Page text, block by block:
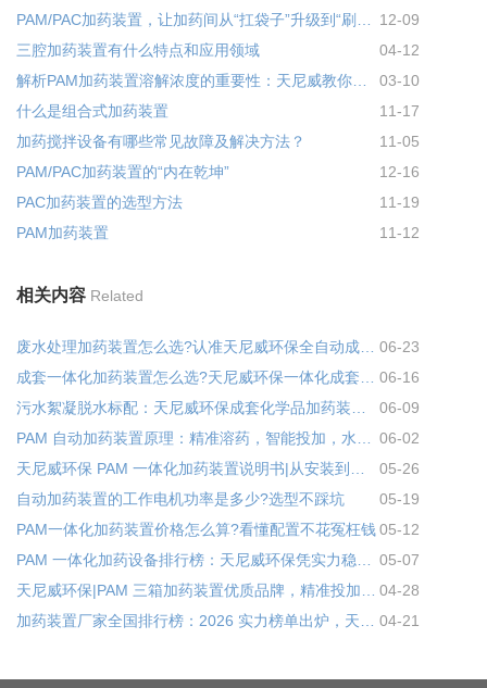
PAM/PAC加药装置，让加药间从“扛袋子”升级到“刷手机”
12-09
三腔加药装置有什么特点和应用领域
04-12
解析PAM加药装置溶解浓度的重要性：天尼威教你避坑，省药又达标
03-10
什么是组合式加药装置
11-17
加药搅拌设备有哪些常见故障及解决方法？
11-05
PAM/PAC加药装置的“内在乾坤”
12-16
PAC加药装置的选型方法
11-19
PAM加药装置
11-12
相关内容 Related
废水处理加药装置怎么选?认准天尼威环保全自动成套加药设备 06-23
成套一体化加药装置怎么选?天尼威环保一体化成套加药装置省心又省钱 06-16
污水絮凝脱水标配：天尼威环保成套化学品加药装置，专为 PAM 投加量身打造
06-09
PAM 自动加药装置原理：精准溶药，智能投加，水处理高效省心 06-02
天尼威环保 PAM 一体化加药装置说明书|从安装到运维，实操详解
05-26
自动加药装置的工作电机功率是多少?选型不踩坑
05-19
PAM一体化加药装置价格怎么算?看懂配置不花冤枉钱 05-12
PAM 一体化加药设备排行榜：天尼威环保凭实力稳居优质厂家前列 05-07
天尼威环保|PAM 三箱加药装置优质品牌，精准投加省药省心 04-28
加药装置厂家全国排行榜：2026 实力榜单出炉，天尼威环保凭硬核实力稳居前列 04-21